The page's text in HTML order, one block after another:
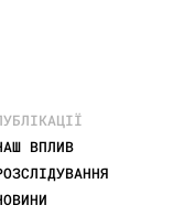
ВПЛИВ